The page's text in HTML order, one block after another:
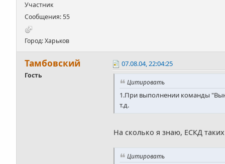
Участник
Сообщения: 55
Город: Харьков
Тамбовский
Гость
07.08.04, 22:04:25
Цитировать
1.При выполнении команды
т.д.
На сколько я знаю, ЕСКД
Цитировать